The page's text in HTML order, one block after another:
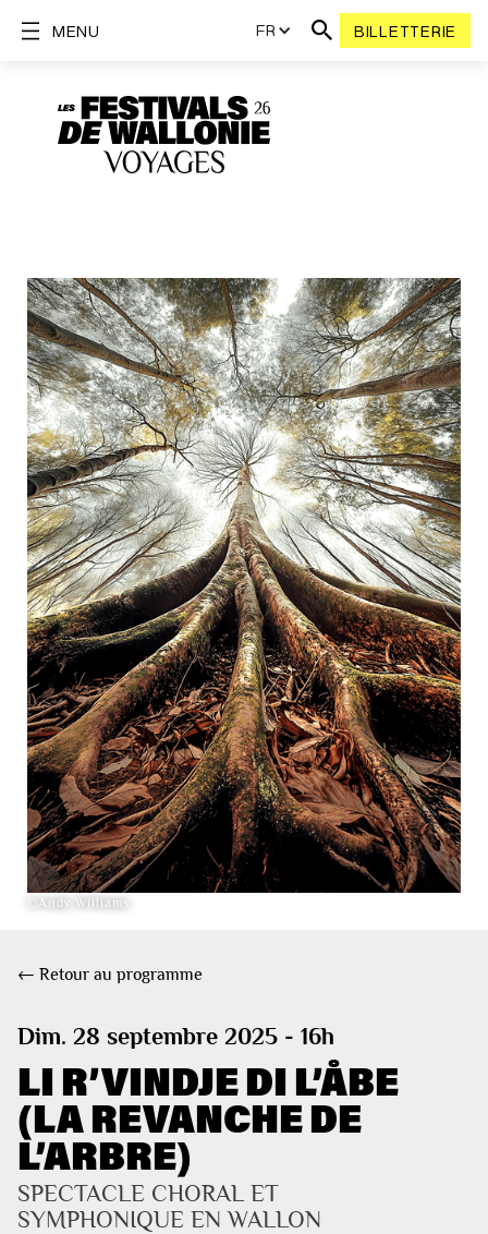
FR BILLETTERIE
MENU
©Andy Williams
← Retour au programme
Dim. 28 septembre 2025 - 16h
LI R’VINDJE DI L’ÅBE
(LA REVANCHE DE
L’ARBRE)
SPECTACLE CHORAL ET
SYMPHONIQUE EN WALLON